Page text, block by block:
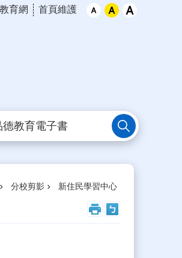
育網 首頁維護
德教育電子書
分校剪影 新住民學習中心